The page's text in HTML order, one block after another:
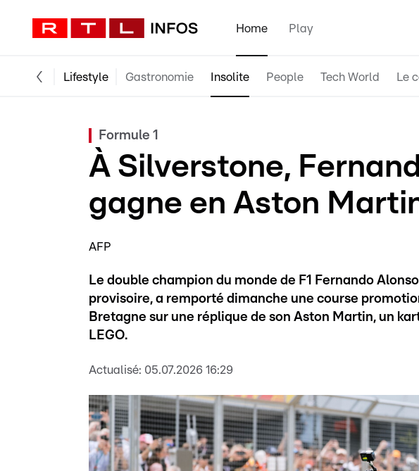
Home Play
Lifestyle Gastronomie Insolite People Tech World Le
Formule 1
À Silverstone,
gagne en Aston
AFP
Le double champion du monde de F1 Fernando
provisoire, a remporté dimanche une course
Bretagne sur une réplique de son Aston Martin, un
LEGO.
Actualisé: 05.07.2026 16:29